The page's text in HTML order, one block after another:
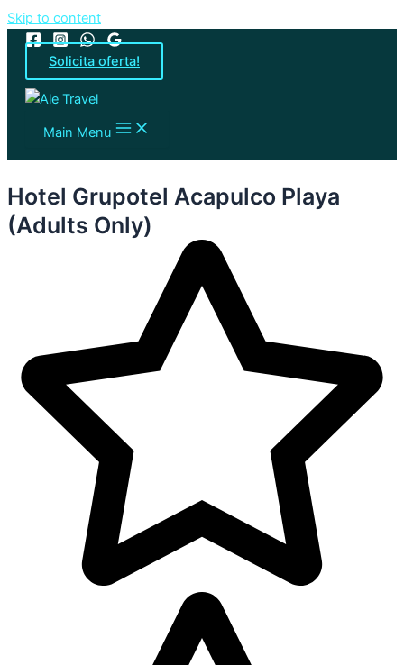
Skip to content
Solicita oferta!
Main Menu
Hotel Grupotel Acapulco Playa
(Adults Only)